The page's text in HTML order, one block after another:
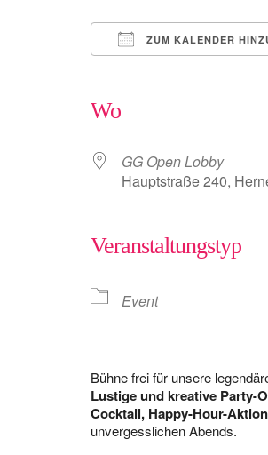
ZUM KALENDER
Wo
GG Open Lobby
Hauptstraße 240,
Veranstaltungstyp
Event
Bühne frei für unsere
Lustige und kreative Party-
Cocktail, Happy-Hour-
unvergesslichen Abends.